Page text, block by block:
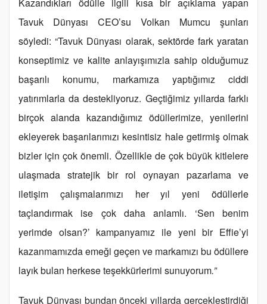
Kazandıkları ödülle ilgili kısa bir açıklama yapan
Tavuk Dünyası CEO’su Volkan Mumcu şunları
söyledi: “Tavuk Dünyası olarak, sektörde fark yaratan
konseptimiz ve kalite anlayışımızla sahip olduğumuz
başarılı konumu, markamıza yaptığımız ciddi
yatırımlarla da destekliyoruz. Geçtiğimiz yıllarda farklı
birçok alanda kazandığımız ödüllerimize, yenilerini
ekleyerek başarılarımızı kesintisiz hale getirmiş olmak
bizler için çok önemli. Özellikle de çok büyük kitlelere
ulaşmada stratejik bir rol oynayan pazarlama ve
iletişim çalışmalarımızı her yıl yeni ödüllerle
taçlandırmak ise çok daha anlamlı. ‘Sen benim
yerimde olsan?’ kampanyamız ile yeni bir Effie’yi
kazanmamızda emeği geçen ve markamızı bu ödüllere
layık bulan herkese teşekkürlerimi sunuyorum.”
Tavuk Dünyası bundan önceki yıllarda gerçekleştirdiği